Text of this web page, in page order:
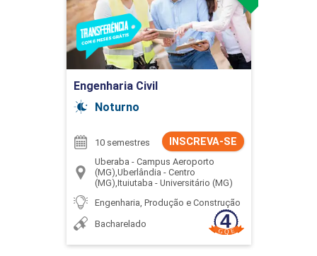
Engenharia Civil
Noturno
INSCREVA-SE
10 semestres
Uberaba - Campus Aeroporto
(MG),Uberlândia - Centro
(MG),Ituiutaba - Universitário (MG)
Engenharia, Produção e Construção
Bacharelado
Ir para Inscrição